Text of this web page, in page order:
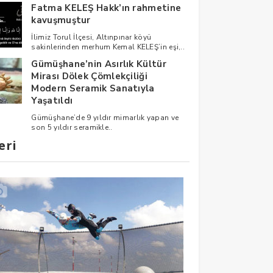
Fatma KELEŞ Hakk’ın rahmetine
kavuşmuştur
İlimiz Torul İlçesi, Altınpınar köyü
sakinlerinden merhum Kemal KELEŞ’in eşi,..
Gümüşhane’nin Asırlık Kültür
Mirası Dölek Çömlekçiliği
Modern Seramik Sanatıyla
Yaşatıldı
Gümüşhane’de 9 yıldır mimarlık yapan ve
son 5 yıldır seramikle..